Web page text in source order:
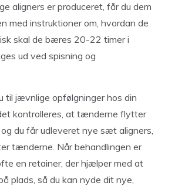
aligners er produceret, får du dem
med instruktioner om, hvordan de
skal de bæres 20-22 timer i
ud ved spisning og
til jævnlige opfølgninger hos din
kontrolleres, at tænderne flytter
du får udleveret nye sæt aligners,
tænderne. Når behandlingen er
en retainer, der hjælper med at
plads, så du kan nyde dit nye,